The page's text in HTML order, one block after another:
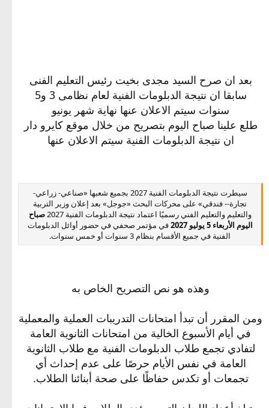
بعد ان صرح السيد مجدى بخيت رئيس التعليم الفنى
سابقا ان نتيجة الدبلومات الفنية لعام نظامى 3 و5
سنوات سيتم الاعلان عنها نهاية شهر يونيو
طلع علينا صباح اليوم بتصريح من خلال موقع كايرو دار
ان نتيجة الدبلومات الفنية سيتم الاعلان عنها
سيطرت نتيجة الدبلومات الفنية 2027 بجميع شعبها «صناعي- زراعي-
تجارة-- فندقي» على محركات البحث «جوجل» بعد إعلان وزير التربية
والتعليم والتعليم الفني رسميًا اعتماد نتيجة الدبلومات الفنية 2027
صباح
اليوم الأربعاء 5 يوليو 2027
في مؤتمر صحفي في حضور أوائل الدبلومات
الفنية في جميع الأقسام بنظام 3 سنوات أو خمس سنوات.​
وهذه هو نص التصريح الخاص به
ومن المقرر أن تبدأ امتحانات التدريبات العملية والمعملية
في أيام الأسبوع الخالية من امتحانات الثانوية العامة
لتفادي تجمع طلاب الدبلومات الفنية مع طلاب الثانوية
العامة في نفس الأيام حرصًا على عدم إحداث أي
تجمعات أو تكدس حفاظًا على صحة أبنائنا الطلاب.